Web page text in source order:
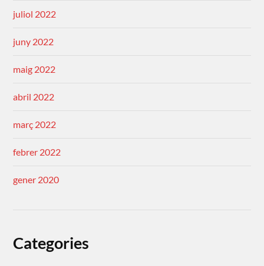
juliol 2022
juny 2022
maig 2022
abril 2022
març 2022
febrer 2022
gener 2020
Categories